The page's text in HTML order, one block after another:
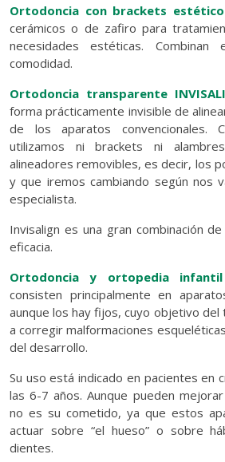
Ortodoncia con brackets
cerámicos o de zafiro para
necesidades estéticas. Combinan
comodidad.
Ortodoncia transparente
forma prácticamente invisible de
de los aparatos convencionales.
utilizamos ni brackets ni
alineadores removibles, es decir, los
y que iremos cambiando según nos
especialista.
Invisalign es una gran combinación
eficacia.
Ortodoncia y ortopedia infantil
consisten principalmente en
aunque los hay fijos, cuyo objetivo
a corregir malformaciones
del desarrollo.
Su uso está indicado en pacientes en
las 6-7 años. Aunque pueden
no es su cometido, ya que estos
actuar sobre “el hueso” o sobre
dientes.